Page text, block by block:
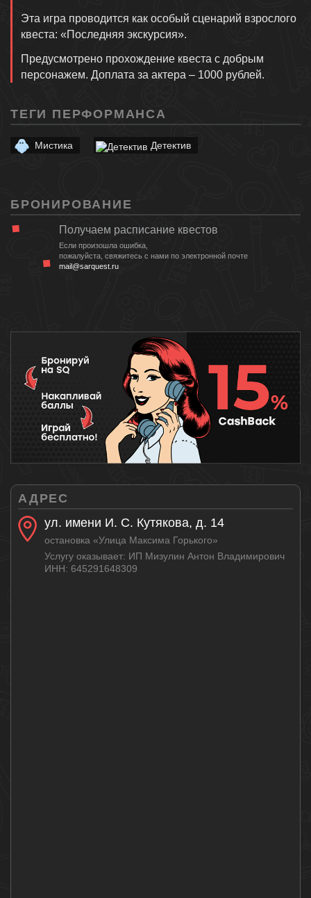
Эта игра проводится как особый сценарий взрослого
квеста: «Последняя экскурсия».
Предусмотрено прохождение квеста с добрым
персонажем. Доплата за актера – 1000 рублей.
ТЕГИ ПЕРФОРМАНСА
Мистика Детектив
БРОНИРОВАНИЕ
Получаем расписание квестов
Если произошла ошибка,
пожалуйста, свяжитесь с нами по электронной почте
mail@sarquest.ru
АДРЕС
ул. имени И. С. Кутякова, д. 14
остановка «Улица Максима Горького»
Услугу оказывает: ИП Мизулин Антон Владимирович
ИНН: 645291648309